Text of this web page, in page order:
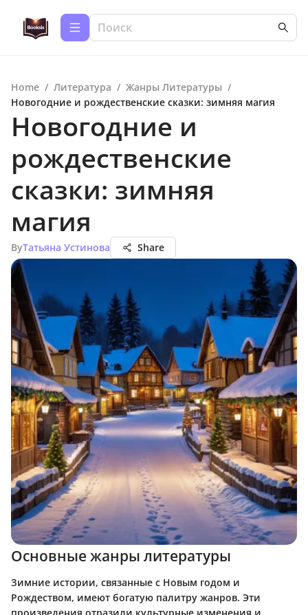
Home / Литература / Жанры Литературы /
Новогодние и рождественские сказки: зимняя магия
Новогодние и
рождественские
сказки: зимняя
магия
ByТатьяна Устинова Share
Основные жанры литературы
Зимние истории, связанные с Новым годом и
Рождеством, имеют богатую палитру жанров. Эти
произведения отразили культурные изменения и